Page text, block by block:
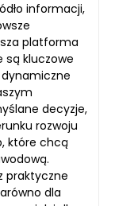
informacji,
platforma
są kluczowe
decyzje,
rozwoju
które chcą
praktyczne
dla